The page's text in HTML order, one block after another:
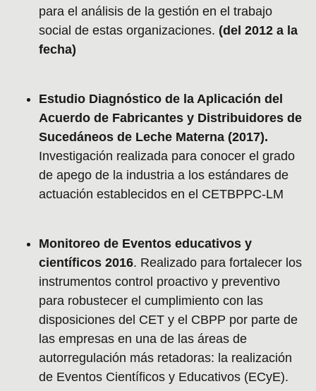
para el análisis de la gestión en el trabajo
social de estas organizaciones. (del 2012 a la
fecha)
Estudio Diagnóstico de la Aplicación del
Acuerdo de Fabricantes y Distribuidores de
Sucedáneos de Leche Materna (2017).
Investigación realizada para conocer el grado
de apego de la industria a los estándares de
actuación establecidos en el CETBPPC-LM
Monitoreo de Eventos educativos y
científicos 2016. Realizado para fortalecer los
instrumentos control proactivo y preventivo
para robustecer el cumplimiento con las
disposiciones del CET y el CBPP por parte de
las empresas en una de las áreas de
autorregulación más retadoras: la realización
de Eventos Científicos y Educativos (ECyE).